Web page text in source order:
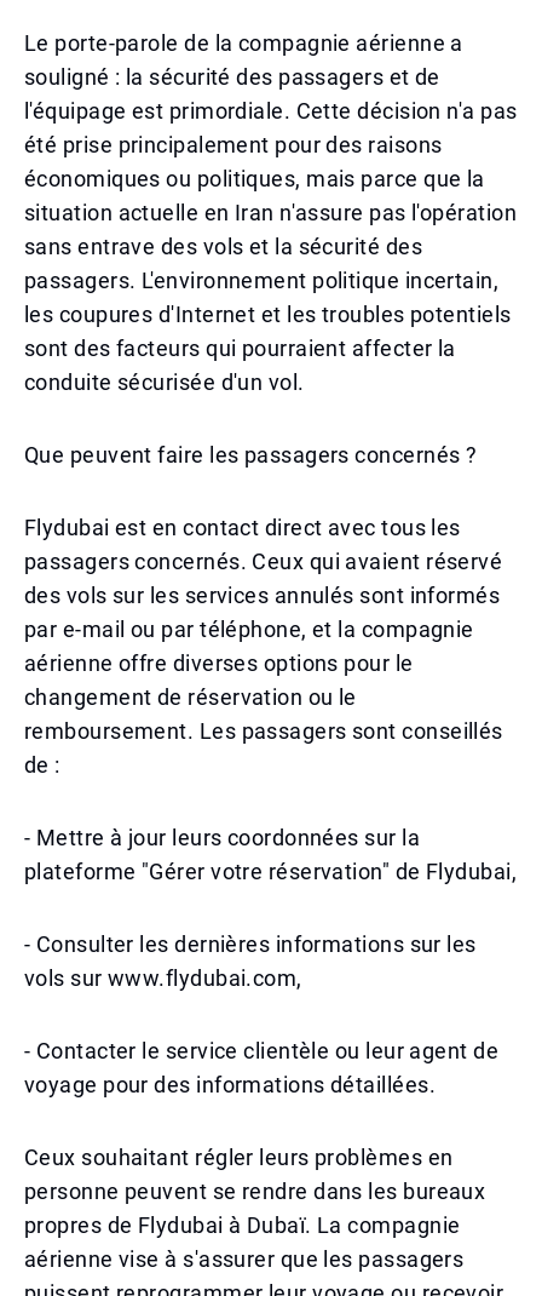
Le porte-parole de la compagnie aérienne a
souligné : la sécurité des passagers et de
l'équipage est primordiale. Cette décision n'a pas
été prise principalement pour des raisons
économiques ou politiques, mais parce que la
situation actuelle en Iran n'assure pas l'opération
sans entrave des vols et la sécurité des
passagers. L'environnement politique incertain,
les coupures d'Internet et les troubles potentiels
sont des facteurs qui pourraient affecter la
conduite sécurisée d'un vol.
Que peuvent faire les passagers concernés ?
Flydubai est en contact direct avec tous les
passagers concernés. Ceux qui avaient réservé
des vols sur les services annulés sont informés
par e-mail ou par téléphone, et la compagnie
aérienne offre diverses options pour le
changement de réservation ou le
remboursement. Les passagers sont conseillés
de :
- Mettre à jour leurs coordonnées sur la
plateforme "Gérer votre réservation" de Flydubai,
- Consulter les dernières informations sur les
vols sur www.flydubai.com,
- Contacter le service clientèle ou leur agent de
voyage pour des informations détaillées.
Ceux souhaitant régler leurs problèmes en
personne peuvent se rendre dans les bureaux
propres de Flydubai à Dubaï. La compagnie
aérienne vise à s'assurer que les passagers